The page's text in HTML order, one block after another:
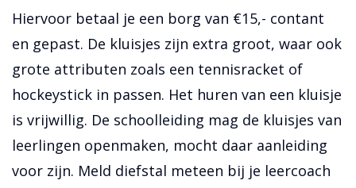
Hiervoor betaal je een borg van €15,- contant
en gepast. De kluisjes zijn extra groot, waar ook
grote attributen zoals een tennisracket of
hockeystick in passen. Het huren van een kluisje
is vrijwillig. De schoolleiding mag de kluisjes van
leerlingen openmaken, mocht daar aanleiding
voor zijn. Meld diefstal meteen bij je leercoach